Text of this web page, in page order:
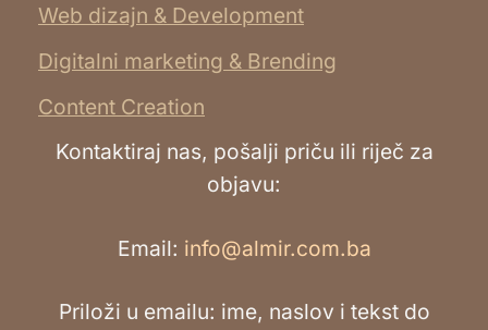
Web dizajn & Development
Digitalni marketing & Brending
Content Creation
Kontaktiraj nas, pošalji priču ili riječ za
objavu:
Email: info@almir.com.ba
Priloži u emailu: ime, naslov i tekst do